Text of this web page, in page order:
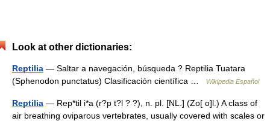
Look at other dictionaries:
Reptilia — Saltar a navegación, búsqueda ? Reptilia Tuatara
(Sphenodon punctatus) Clasificación científica …
Wikipedia Español
Reptilia — Rep*til i*a (r?p t?l ? ?), n. pl. [NL.] (Zo[ o]l.) A class of
air breathing oviparous vertebrates, usually covered with scales or